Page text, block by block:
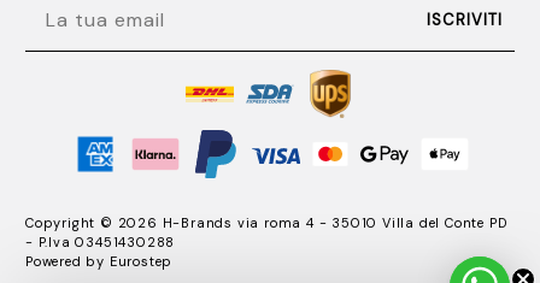
ISCRIVITI
Copyright © 2026 H-Brands via roma 4 - 35010 Villa del Conte PD
- P.Iva 03451430288
Powered by Eurostep